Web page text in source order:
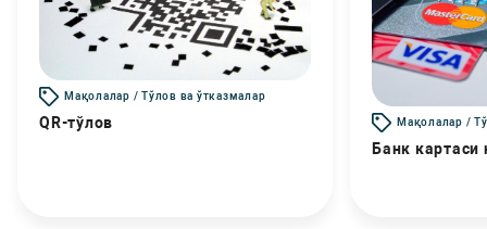
Мақолалар / Тўлов ва ўтказмалар
QR-тўлов Мақолалар /
Банк картаси